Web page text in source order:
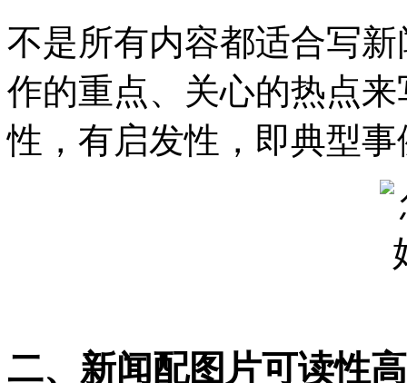
不是所有内容都适合写
作的重点、关心的热点
性，有启发性，即典型事
二、新闻配图片可读性高